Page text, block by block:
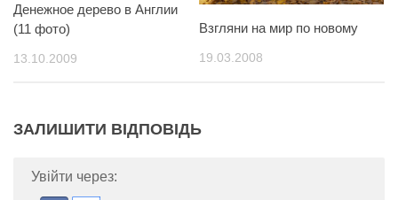
Денежное дерево в Англии
(11 фото)
13.10.2009
Взгляни на мир по новому
19.03.2008
ЗАЛИШИТИ ВІДПОВІДЬ
Увійти через: